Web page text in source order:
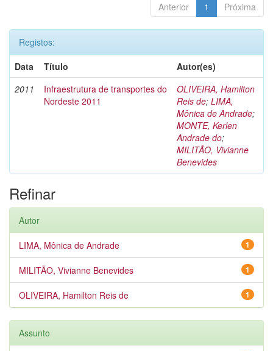
Anterior 1 Próxima
Registos:
Data
Título
Autor(es)
2011
Infraestrutura de transportes do
Nordeste 2011
OLIVEIRA, Hamilton
Reis de; LIMA,
Mônica de Andrade;
MONTE, Kerlen
Andrade do;
MILITÃO, Vivianne
Benevides
Refinar
Autor
1
LIMA, Mônica de Andrade
1
MILITÃO, Vivianne Benevides
1
OLIVEIRA, Hamilton Reis de
Assunto